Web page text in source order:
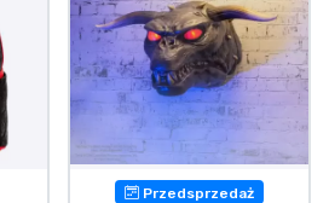
Przedsprzedaż